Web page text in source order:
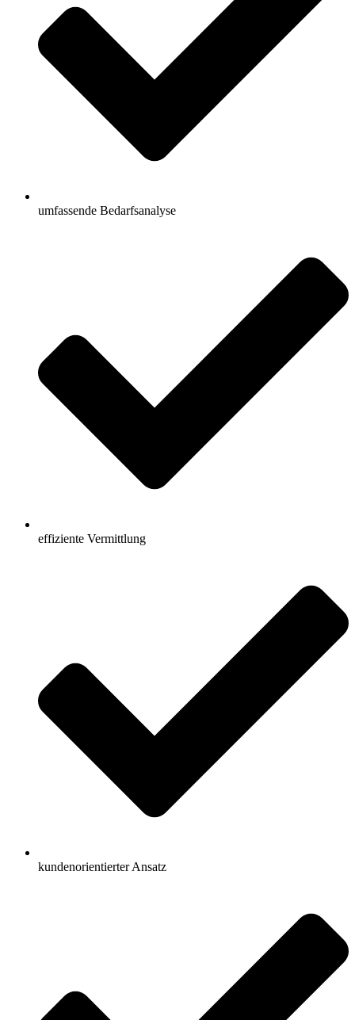
umfassende Bedarfsanalyse
effiziente Vermittlung
kundenorientierter Ansatz